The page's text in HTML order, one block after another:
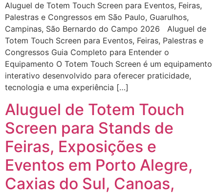
Aluguel de Totem Touch Screen para Eventos, Feiras,
Palestras e Congressos em São Paulo, Guarulhos,
Campinas, São Bernardo do Campo 2026 Aluguel de
Totem Touch Screen para Eventos, Feiras, Palestras e
Congressos Guia Completo para Entender o
Equipamento O Totem Touch Screen é um equipamento
interativo desenvolvido para oferecer praticidade,
tecnologia e uma experiência […]
Aluguel de Totem Touch
Screen para Stands de
Feiras, Exposições e
Eventos em Porto Alegre,
Caxias do Sul, Canoas,